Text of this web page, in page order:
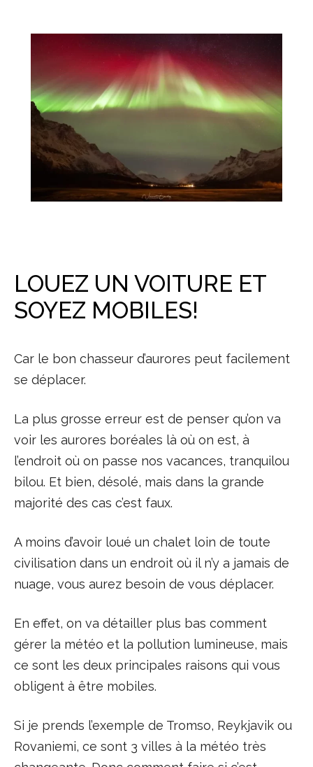
LOUEZ UN VOITURE ET
SOYEZ MOBILES!
Car le bon chasseur d’aurores peut facilement
se déplacer.
La plus grosse erreur est de penser qu’on va
voir les aurores boréales là où on est, à
l’endroit où on passe nos vacances, tranquilou
bilou. Et bien, désolé, mais dans la grande
majorité des cas c’est faux.
A moins d’avoir loué un chalet loin de toute
civilisation dans un endroit où il n’y a jamais de
nuage, vous aurez besoin de vous déplacer.
En effet, on va détailler plus bas comment
gérer la météo et la pollution lumineuse, mais
ce sont les deux principales raisons qui vous
obligent à être mobiles.
Si je prends l’exemple de Tromso, Reykjavik ou
Rovaniemi, ce sont 3 villes à la météo très